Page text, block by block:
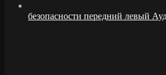
безопасности передний левый